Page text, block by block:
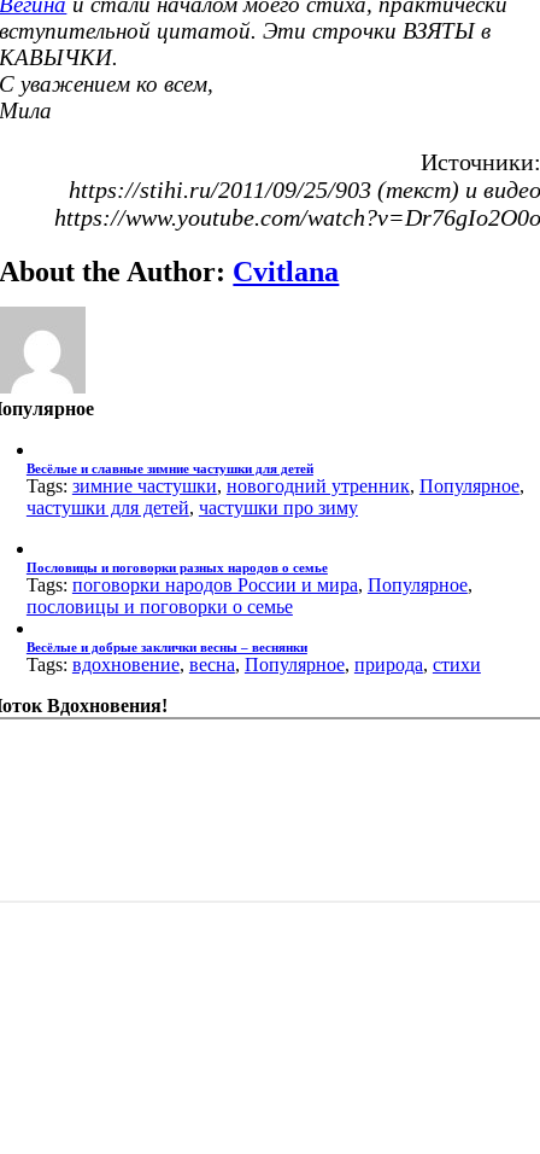
вступительной цитатой. Эти строчки ВЗЯТЫ в
КАВЫЧКИ.
С уважением ко всем,
Мила
Источники:
https://stihi.ru/2011/09/25/903 (текст) и видео
https://www.youtube.com/watch?v=Dr76gIo2O0o
About the Author: Cvitlana
Весёлые и славные зимние частушки для детей
Tags: зимние частушки, новогодний утренник, Популярное,
частушки для детей, частушки про зиму
Пословицы и поговорки разных народов о семье
Tags: поговорки народов России и мира, Популярное,
пословицы и поговорки о семье
Весёлые и добрые заклички весны – веснянки
Tags: вдохновение, весна, Популярное, природа, стихи
Вдохновения!